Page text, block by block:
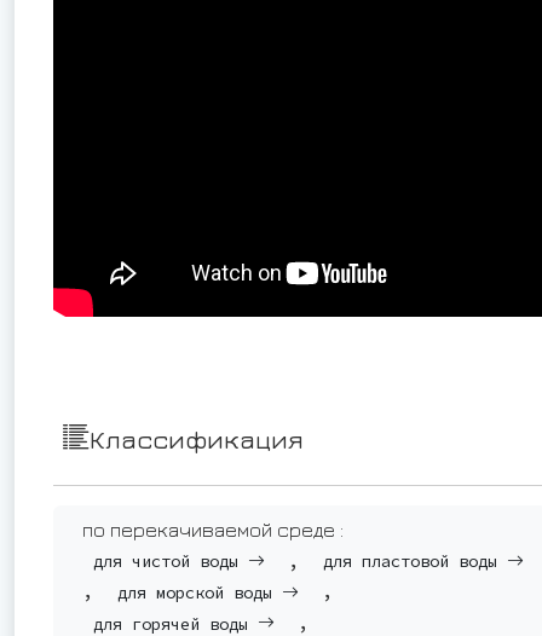
Классификация
по перекачиваемой среде :
для чистой воды
, для пластовой воды
, для морской воды ,
для горячей воды ,